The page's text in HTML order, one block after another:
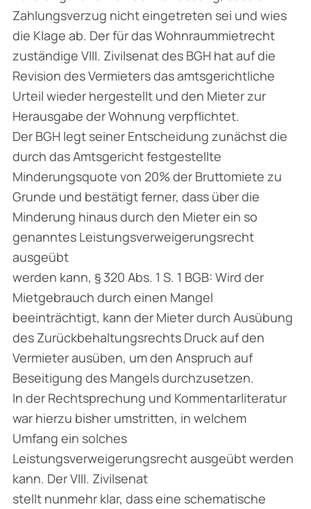
Zahlungsverzug nicht eingetreten sei und wies
die Klage ab. Der für das Wohnraummietrecht
zuständige VIII. Zivilsenat des BGH hat auf die
Revision des Vermieters das amtsgerichtliche
Urteil wieder hergestellt und den Mieter zur
Herausgabe der Wohnung verpflichtet.
Der BGH legt seiner Entscheidung zunächst die
durch das Amtsgericht festgestellte
Minderungsquote von 20% der Bruttomiete zu
Grunde und bestätigt ferner, dass über die
Minderung hinaus durch den Mieter ein so
genanntes Leistungsverweigerungsrecht
ausgeübt
werden kann, § 320 Abs. 1 S. 1 BGB: Wird der
Mietgebrauch durch einen Mangel
beeinträchtigt, kann der Mieter durch Ausübung
des Zurückbehaltungsrechts Druck auf den
Vermieter ausüben, um den Anspruch auf
Beseitigung des Mangels durchzusetzen.
In der Rechtsprechung und Kommentarliteratur
war hierzu bisher umstritten, in welchem
Umfang ein solches
Leistungsverweigerungsrecht ausgeübt werden
kann. Der VIII. Zivilsenat
stellt nunmehr klar, dass eine schematische